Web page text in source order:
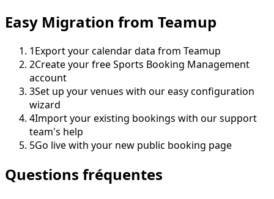
Easy Migration from Teamup
1Export your calendar data from Teamup
2Create your free Sports Booking Management
account
3Set up your venues with our easy configuration
wizard
4Import your existing bookings with our support
team's help
5Go live with your new public booking page
Questions fréquentes